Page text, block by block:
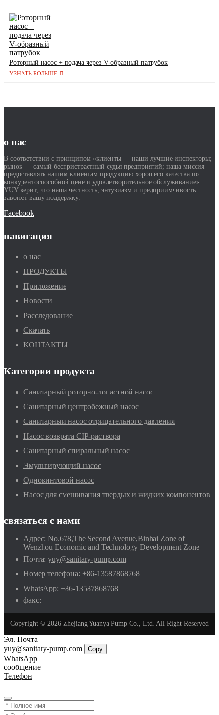
Роторный насос + подача через V-образный патрубок
УЗНАТЬ БОЛЬШЕ
о нас
В соответствии с принципом «клиенты — наши лучшие инспекторы;
рынок — самый беспристрастный судья предприятий; наша миссия —
предоставлять нашим клиентам продукцию хорошего качества по
конкурентоспособной цене и удовлетворительное обслуживание».
YUY верит, что наша честность, энтузиазм и предприимчивость
завоюет вашу поддержку.
Facebook
навигация
о нас
ПРОДУКТЫ
Приложение
Новости
Расследование
Скачать
КОНТАКТЫ
Категории продукта
Санитарный роторно-лопастной насос
Санитарный центробежный насос
Санитарный насос отрицательного давления
Насос возврата CIP-раствора
Санитарный спиральный насос
Эмульгирующий насос
Одновинтовой насос
Насос для смешивания твердых и жидких компонентов
связаться с нами
Адрес: No.678,The Second Avenue,Binhai Zone of
Wenzhou Economic and Technology Development Zone
Почта: yuy@sanitary-pump.com
Номер телефона: +86-13587868768
WhatsApp: +86-13587868768
факс:
Copyright © 2026 Zhejiang Yuanya Pump Co., Ltd. All Right Reserved
Эл. Почта
yuy@sanitary-pump.com
Copy
WhatsApp
сообщение
Телефон